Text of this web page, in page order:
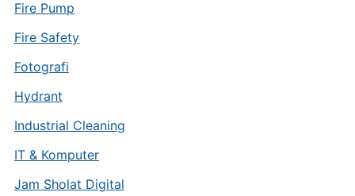
Fire Pump
Fire Safety
Fotografi
Hydrant
Industrial Cleaning
IT & Komputer
Jam Sholat Digital